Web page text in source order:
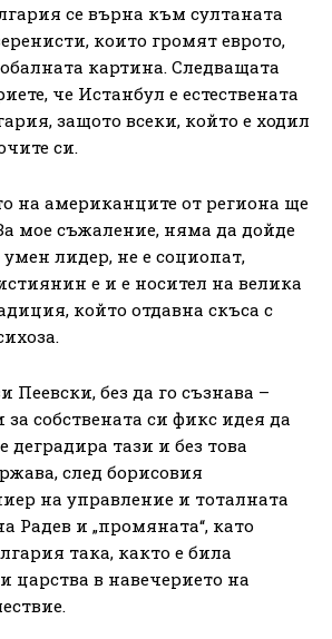
се върна към султаната
които громят еврото,
картина. Следващата
че Истанбул е естествената
защото всеки, който е ходил
си.
на американците от региона ще
мое съжаление, няма да дойде
лидер, не е социопат,
е и е носител на велика
който отдавна скъса с
Пеевски, без да го съзнава –
собствената си фикс идея да
деградира тази и без това
след борисовия
на управление и тоталната
Радев и „промяната“, като
така, както е била
царства в навечерието на